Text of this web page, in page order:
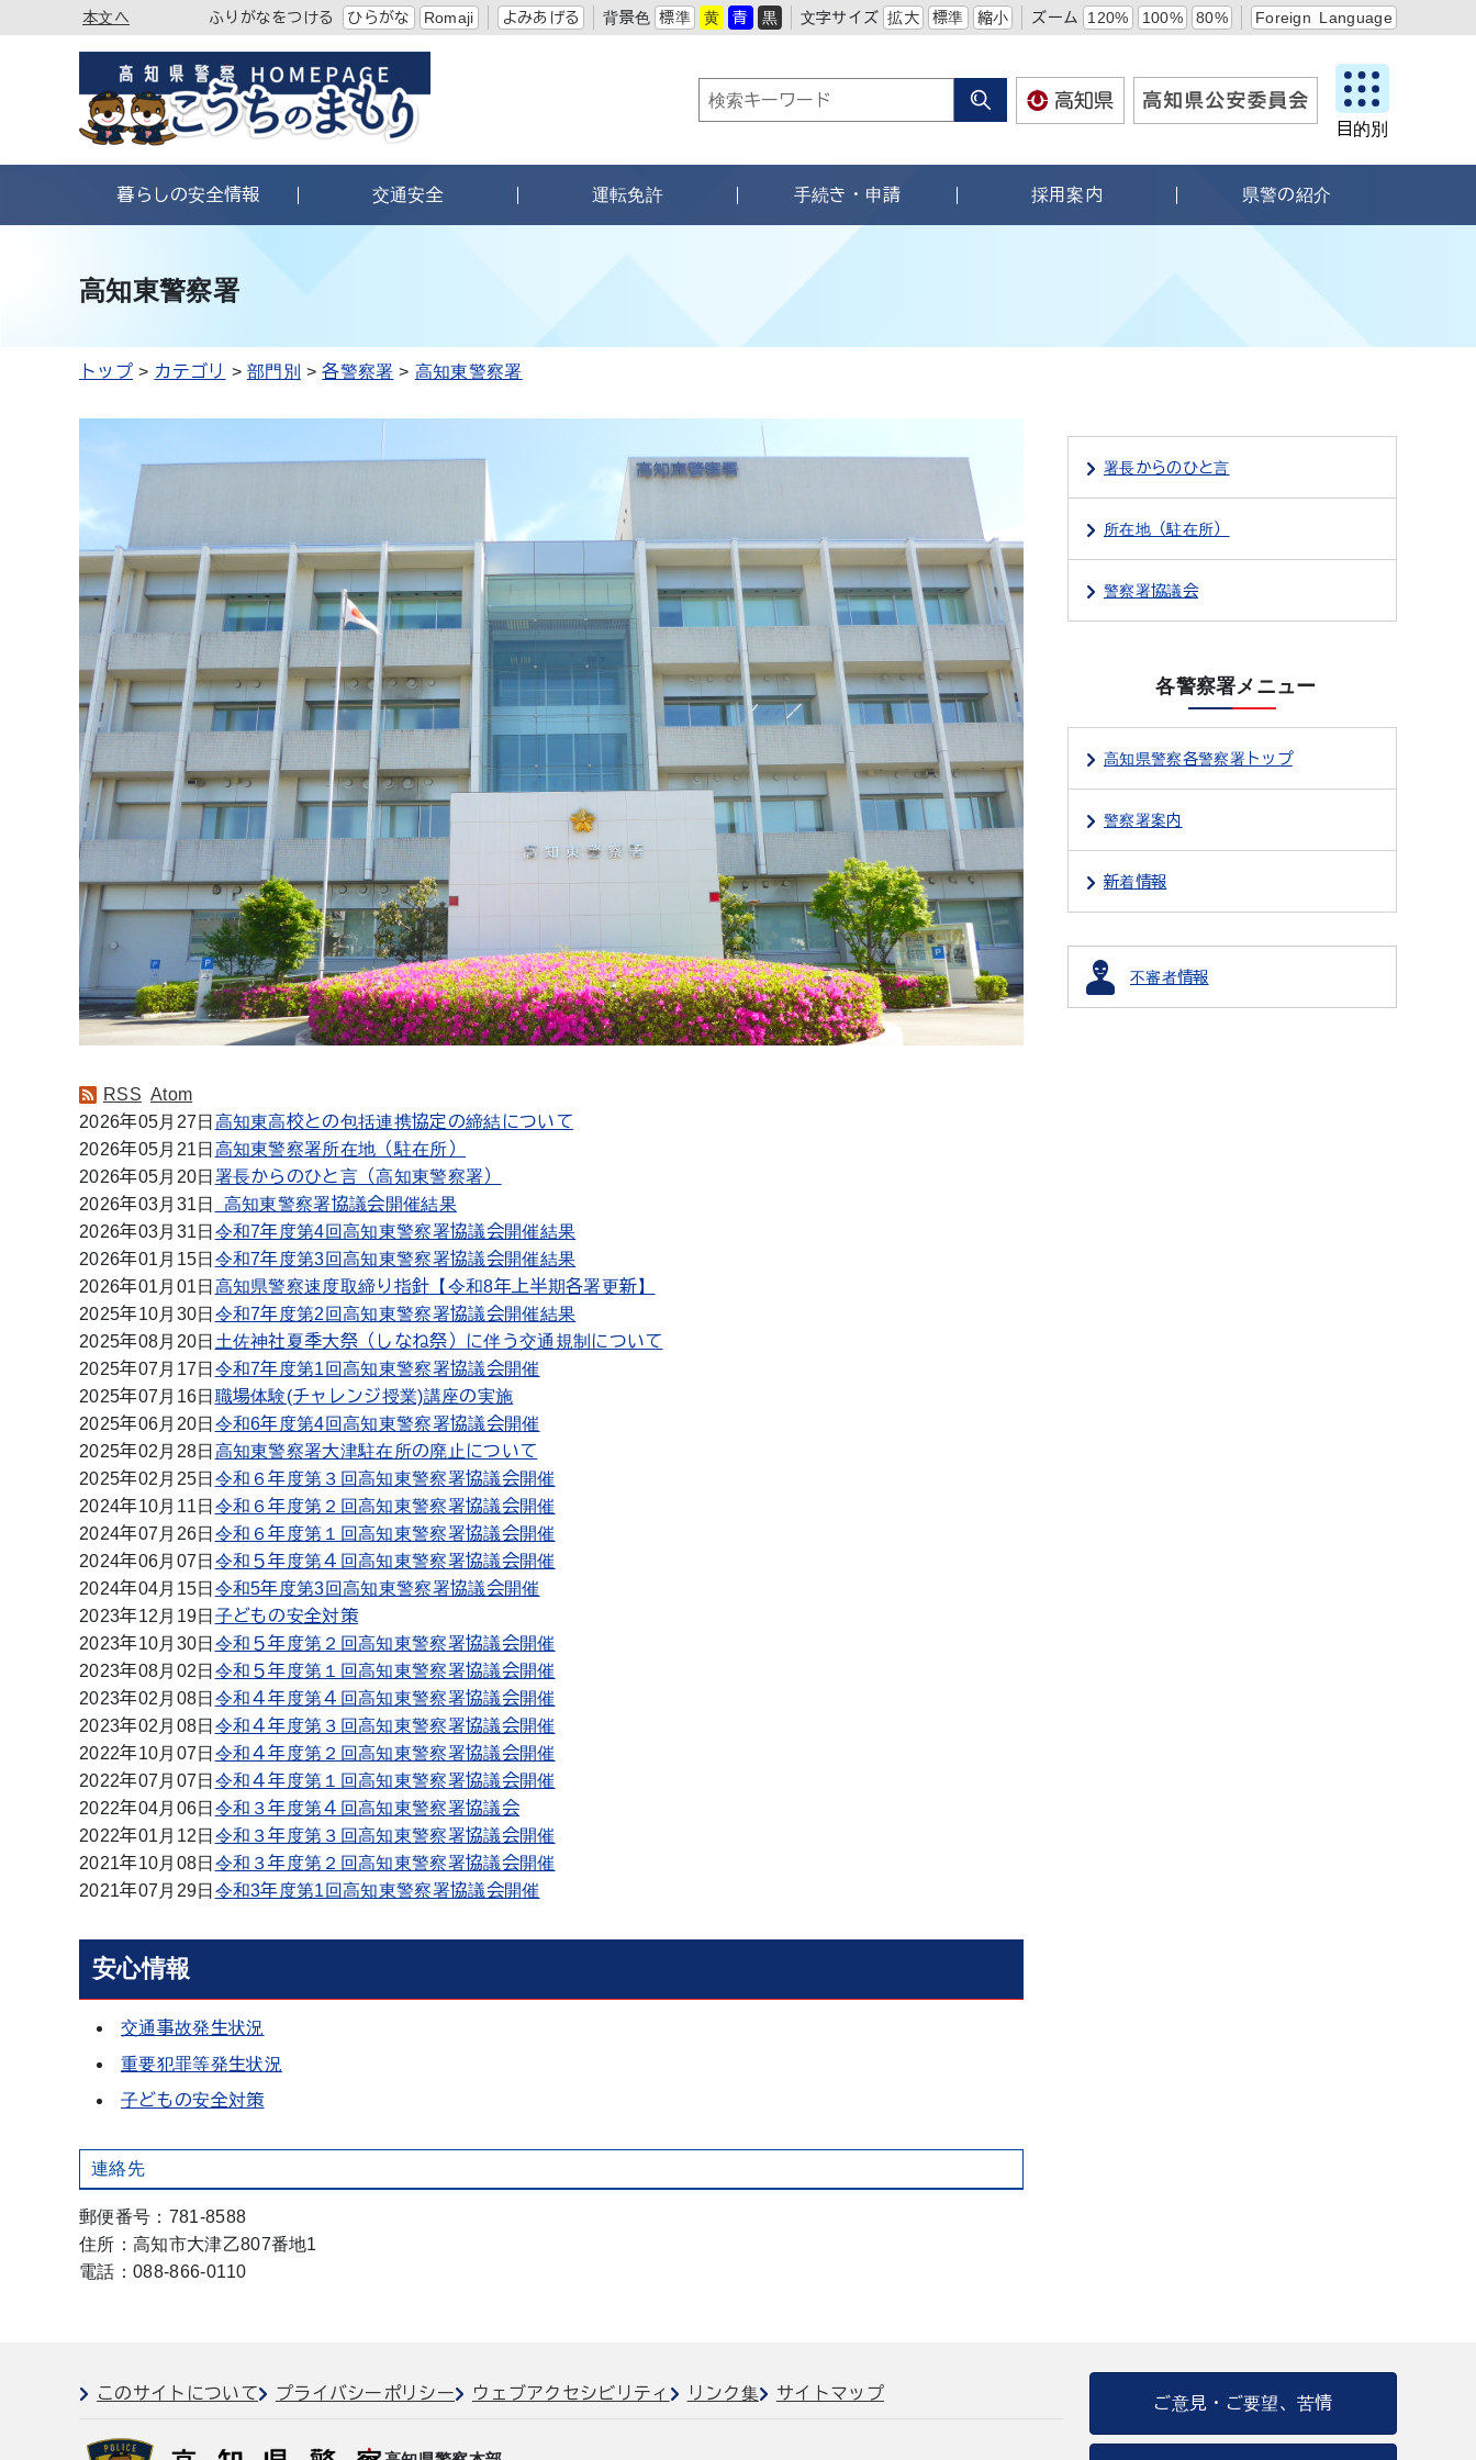
本文へ ふりがなをつける ひらがな Romaji よみあげる 背景色 標準 黄 青 黒 文字サイズ 拡大 標準 縮小 ズーム 120% 100% 80% Foreign Language
目的別
暮らしの安全情報 交通安全 運転免許 手続き・申請 採用案内 県警の紹介
高知東警察署
トップ カテゴリ 部門別 各警察署 高知東警察署
RSS
Atom
2026年05月27日 高知東高校との包括連携協定の締結について
2026年05月21日 高知東警察署所在地（駐在所）
2026年05月20日 署長からのひと言（高知東警察署）
2026年03月31日
高知東警察署協議会開催結果
2026年03月31日 令和7年度第4回高知東警察署協議会開催結果
2026年01月15日 令和7年度第3回高知東警察署協議会開催結果
2026年01月01日 高知県警察速度取締り指針【令和8年上半期各署更新】
2025年10月30日 令和7年度第2回高知東警察署協議会開催結果
2025年08月20日 土佐神社夏季大祭（しなね祭）に伴う交通規制について
2025年07月17日 令和7年度第1回高知東警察署協議会開催
2025年07月16日 職場体験(チャレンジ授業)講座の実施
2025年06月20日 令和6年度第4回高知東警察署協議会開催
2025年02月28日 高知東警察署大津駐在所の廃止について
2025年02月25日 令和６年度第３回高知東警察署協議会開催
2024年10月11日 令和６年度第２回高知東警察署協議会開催
2024年07月26日 令和６年度第１回高知東警察署協議会開催
2024年06月07日 令和５年度第４回高知東警察署協議会開催
2024年04月15日 令和5年度第3回高知東警察署協議会開催
2023年12月19日 子どもの安全対策
2023年10月30日 令和５年度第２回高知東警察署協議会開催
2023年08月02日 令和５年度第１回高知東警察署協議会開催
2023年02月08日 令和４年度第４回高知東警察署協議会開催
2023年02月08日 令和４年度第３回高知東警察署協議会開催
2022年10月07日 令和４年度第２回高知東警察署協議会開催
2022年07月07日 令和４年度第１回高知東警察署協議会開催
2022年04月06日 令和３年度第４回高知東警察署協議会
2022年01月12日 令和３年度第３回高知東警察署協議会開催
2021年10月08日 令和３年度第２回高知東警察署協議会開催
2021年07月29日 令和3年度第1回高知東警察署協議会開催
安心情報
交通事故発生状況
重要犯罪等発生状況
子どもの安全対策
連絡先
郵便番号：781-8588
住所：高知市大津乙807番地1
電話：088-866-0110
署長からのひと言
所在地（駐在所）
警察署協議会
各警察署メニュー
高知県警察各警察署トップ
警察署案内
新着情報
不審者情報
このサイトについて プライバシーポリシー ウェブアクセシビリティ リンク集 サイトマップ
ご意見・ご要望、苦情